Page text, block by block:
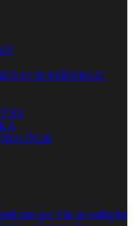
PRÍSTROJE
sme pre Vás tie najlepšie